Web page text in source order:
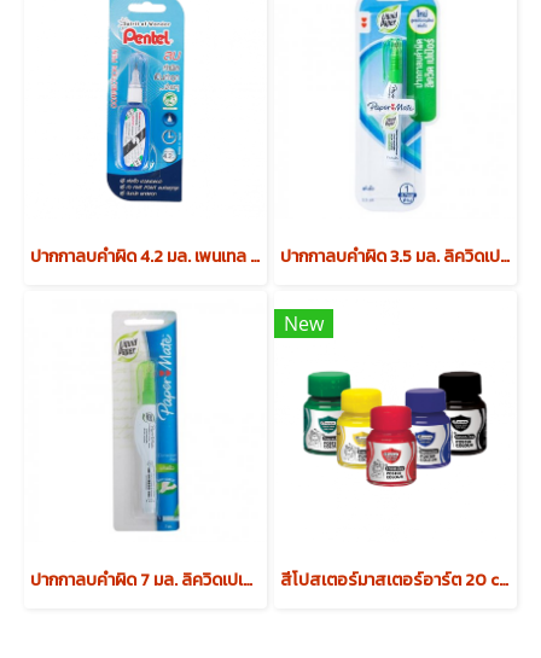
ปากกาลบคำผิด 4.2 มล. เพนเทล ZL102-WBP ปากกาลบคำผิด 3.5 มล. ลิควิดเปเป้อร์
ปากกาลบคำผิด 7 มล. ลิควิดเปเป้อร์ NP-10
New
สีโปสเตอร์มาสเตอร์อาร์ต 20 cc (1โหล)